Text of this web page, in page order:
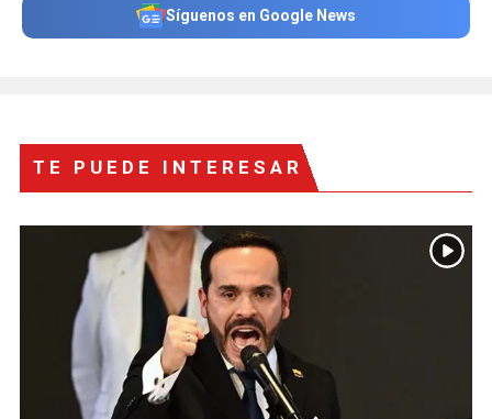
Síguenos en Google News
TE PUEDE INTERESAR